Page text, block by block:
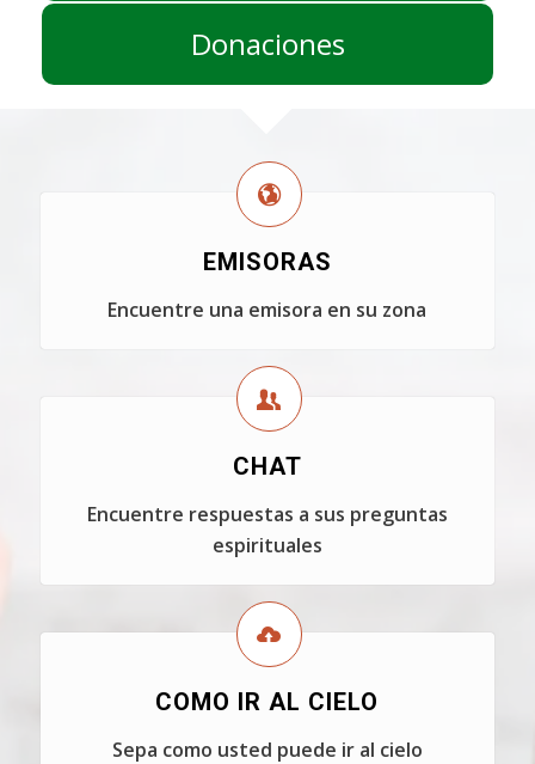
Donaciones
EMISORAS
Encuentre una emisora en su zona
CHAT
Encuentre respuestas a sus preguntas
espirituales
COMO IR AL CIELO
Sepa como usted puede ir al cielo